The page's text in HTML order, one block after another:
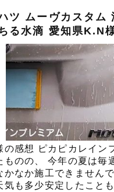
ツ ムーヴカスタム
る水滴 愛知県K.N
の感想 ピカピカレイン
ものの、 今年の夏は毎
かなか施工できません
気も多少安定したこと